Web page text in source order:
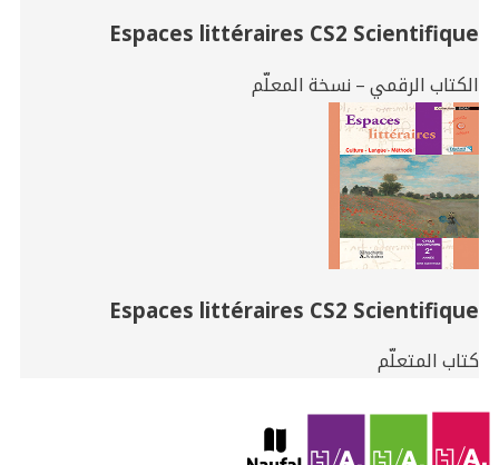
Espaces littéraires CS2 Scientifique
الكتاب الرقمي – نسخة المعلّم
Espaces littéraires CS2 Scientifique
كتاب المتعلّم